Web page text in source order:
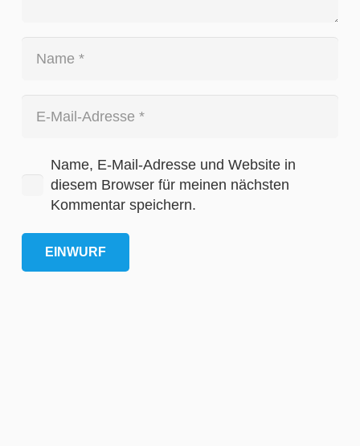
Name, E-Mail-Adresse und Website in
diesem Browser für meinen nächsten
Kommentar speichern.
EINWURF